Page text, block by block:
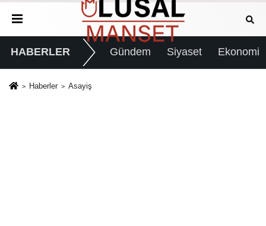
HABERLER Gündem Siyaset Ekonomi
Haberler Asayiş